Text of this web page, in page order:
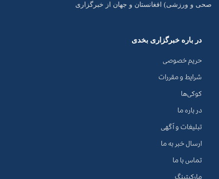
صحی و ورزشی) افغانستان و جهان از خبرگزاری
در باره خبرگزاری بخدی
حریم خصوصی
شرایط و مقررات
کوکی‌ها
در باره ما
تبلیغات و آگهی
ارسال خبر به ما
تماس با ما